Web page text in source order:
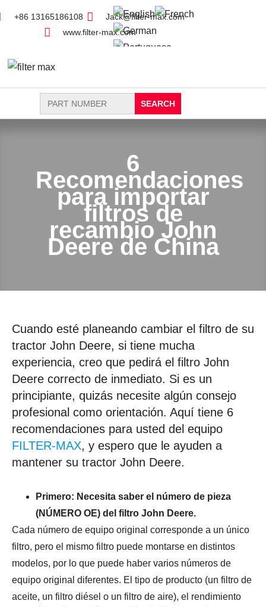
+86 13165186108
Jack@filter-max.com
www.filter-max.com
Search
for:
6
Recomendaciones
para importar
filtros de
recambio John
Deere de China
Cuando esté planeando cambiar el filtro de su
tractor John Deere, si tiene mucha
experiencia, creo que pedirá el filtro John
Deere correcto de inmediato. Si es un
principiante, quizás necesite algún consejo
profesional como orientación. Aquí tiene 6
recomendaciones para usted del equipo
FILTER-MAX, y espero que le ayuden a
mantener su tractor John Deere.
Primero: Necesita saber el número de pieza
(NÚMERO OE) del filtro John Deere.
Cada número de equipo original corresponde a un único
filtro, pero el mismo filtro puede montarse en distintos
modelos, por lo que puede haber varios números de
equipo original diferentes. El tipo de producto (un filtro de
aceite, un filtro diésel o un filtro de aire), el rendimiento